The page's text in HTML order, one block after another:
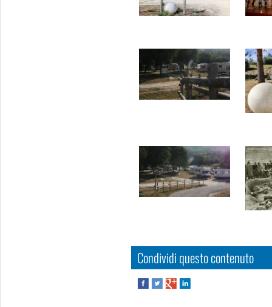
Condividi questo contenuto